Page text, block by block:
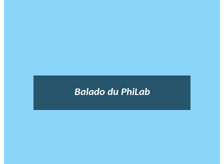
Balado du PhiLab